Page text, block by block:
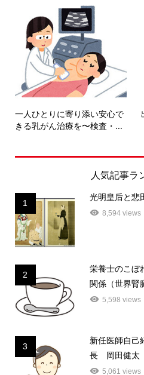
一人ひとりに寄り添い安心で
きる乳がん治療を〜検査・...
人気記事ラ
1
光明皇后と悲
8,594 views
2
栄養士のこぼ
関係（世界腎
5,598 views
3
新任医師自
長 岡田健太
5,061 views